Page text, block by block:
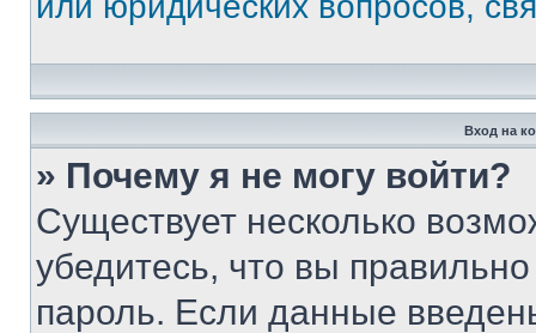
Вход на
» Почему я не могу войти?
Существует несколько
убедитесь, что вы
пароль. Если данные